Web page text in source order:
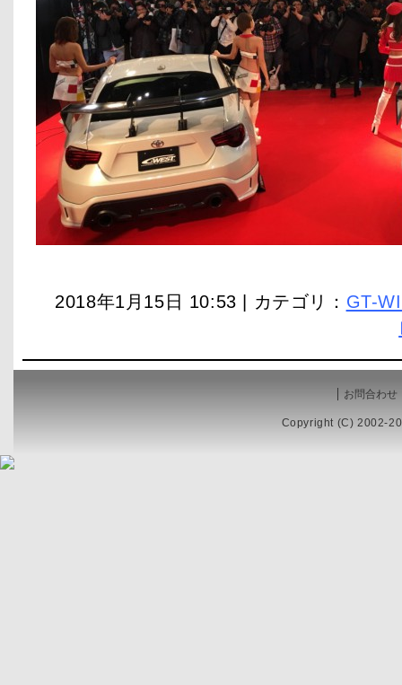
2018年1月15日 10:53 | カテゴリ： GT-
お問合わせ
Copyright (C) 2002-